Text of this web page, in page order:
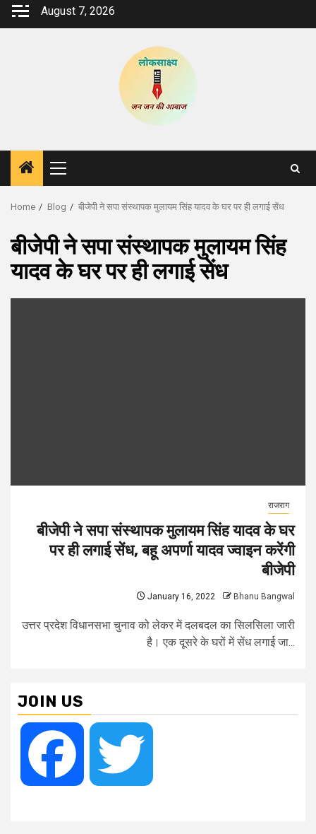
Skip
August 7, 2026
Primary
Menu
Home Blog बीजेपी ने सपा संस्थापक मुलायम सिंह यादव के घर पर ही लगाई सेंध
बीजेपी ने सपा संस्थापक मुलायम सिंह
यादव के घर पर ही लगाई सेंध
राजराग
बीजेपी ने सपा संस्थापक मुलायम सिंह यादव के घर
पर ही लगाई सेंध, बहू अपर्णा यादव ज्वाइन करेंगी
बीजेपी
January 16, 2022 Bhanu Bangwal
उत्तर प्रदेश विधानसभा चुनाव को लेकर में दलबदल का सिलसिला जारी
है। एक दूसरे के घरों में सेंध लगाई जा...
JOIN US
Facebook